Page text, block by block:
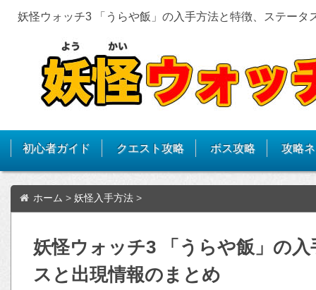
妖怪ウォッチ3 「うらや飯」の入手方法と特徴、ステータ
初心者ガイド クエスト攻略 ボス攻略 攻略
ホーム > 妖怪入手方法 >
妖怪ウォッチ3 「うらや飯」の
スと出現情報のまとめ